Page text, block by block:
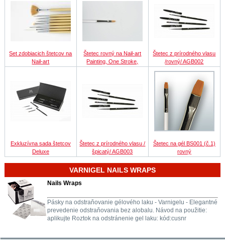
Set zdobiacich štetcov na
Nail-art
Štetec rovný na Nail-art
Painting, One Stroke,
Štetec z prírodného vlasu
/rovný/ AGB002
Exkluzívna sada štetcov
Deluxe
Štetec z prírodného vlasu /
špicatý/ AGB003
Štetec na gél BS001 (č.1)
rovný
VARNIGEL NAILS WRAPS
Nails Wraps
Pásky na odstraňovanie gélového laku - Varnigelu - Elegantné
prevedenie odstraňovania bez alobalu. Návod na použitie:
aplikujte Roztok na odstránenie gel laku: kód:cusnr